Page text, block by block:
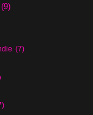
(9)
(7)